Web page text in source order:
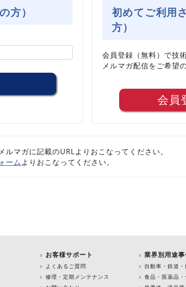
方）
初めてご利用
方）
会員登録（無料）で技
メルマガ配信をご希望
会員
マガに記載のURLよりおこなってください。
ーム よりおこなってください。
お客様サポート
よくあるご質問
修理・定期メンテナンス
業界別用途
自動車・鉄道
食品・医薬品